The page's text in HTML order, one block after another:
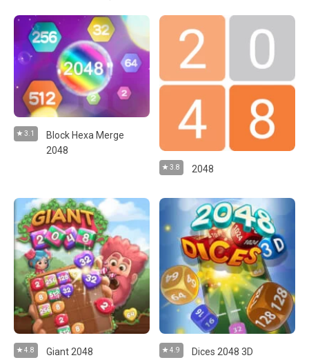
3.1
Block Hexa Merge
2048
3.8 2048
4.8 Giant 2048 4.9 Dices 2048 3D